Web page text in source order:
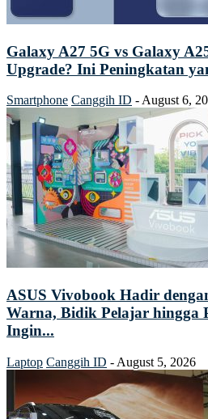
Galaxy A27 5G vs Galaxy
Upgrade? Ini Peningkatan
Smartphone Canggih ID -August 6,
ASUS Vivobook Hadir
Warna, Bidik Pelajar hingga
Ingin...
Laptop Canggih ID - August 5, 2026